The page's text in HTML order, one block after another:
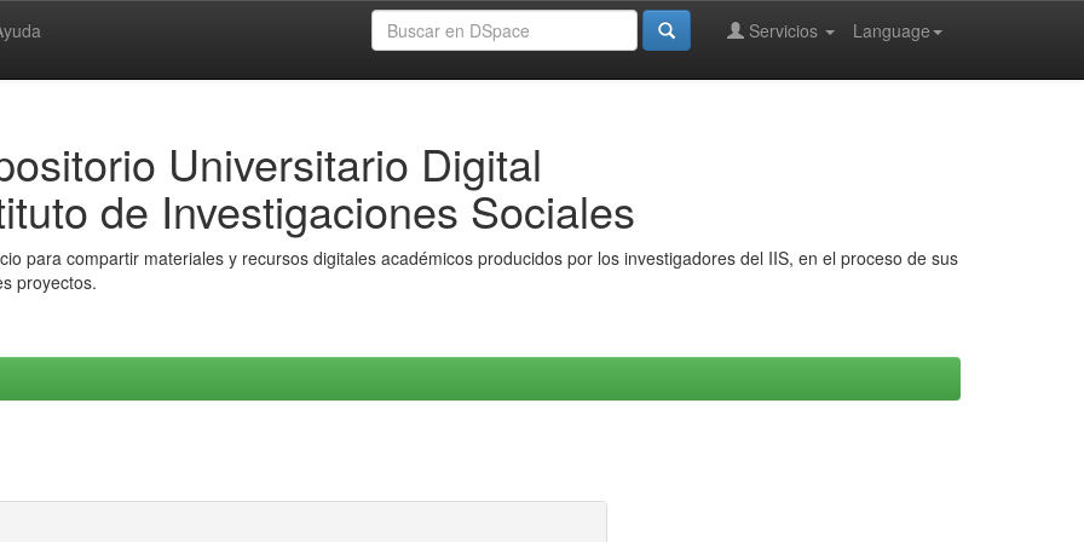
Language
Servicios
Universitario Digital
de Investigaciones Sociales
para compartir materiales y recursos digitales académicos producidos por los investigadores del IIS, en el proceso de sus
proyectos.